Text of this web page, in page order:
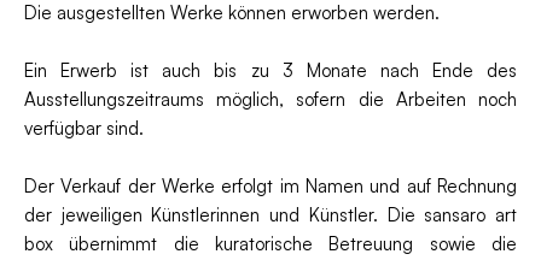
Die ausgestellten Werke können erworben werden.
Ein Erwerb ist auch bis zu 3 Monate nach Ende des
Ausstellungszeitraums möglich, sofern die Arbeiten noch
verfügbar sind.
Der Verkauf der Werke erfolgt im Namen und auf Rechnung
der jeweiligen Künstlerinnen und Künstler. Die sansaro art
box übernimmt die kuratorische Betreuung sowie die